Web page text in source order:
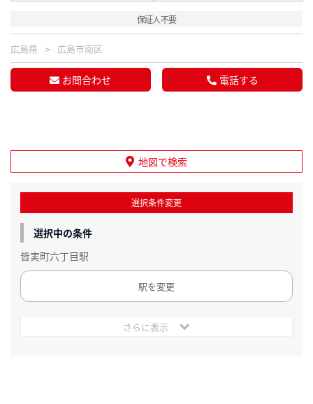
保証人不要
広島県 広島市南区
お問合わせ 電話する
地図で検索
選択条件変更
選択中の条件
皆実町六丁目駅
駅を変更
さらに表示